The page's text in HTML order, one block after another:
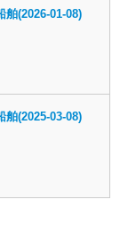
舶(2026-01-08)
舶(2025-03-08)